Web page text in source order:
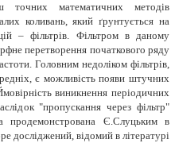
точних математичних методів
коливань, який ґрунтується на
– фільтрів. Фільтром в даному
перетворення початкового ряду
Головним недоліком фільтрів,
є можливість появи штучних
виникнення періодичних
"пропускання через фільтр"
продемонстрована Є.Слуцьким в
досліджений, відомий в літературі